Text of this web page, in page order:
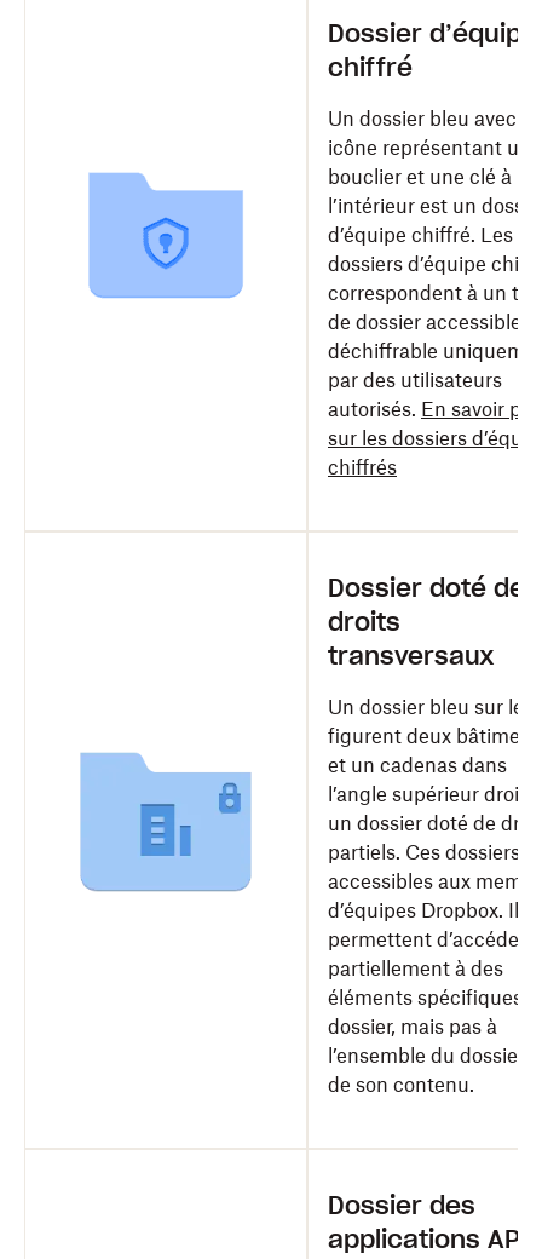
Dossier d’équipe
chiffré
Un dossier bleu avec
icône représentant un
bouclier et une clé à
l’intérieur est un
d’équipe chiffré. Les
dossiers d’équipe
correspondent à un
de dossier accessible
déchiffrable
par des utilisateurs
autorisés. En savoir
sur les dossiers
chiffrés
Dossier doté de
droits
transversaux
Un dossier bleu sur
figurent deux
et un cadenas dans
l’angle supérieur droit
un dossier doté de
partiels. Ces dossiers
accessibles aux
d’équipes Dropbox. Ils
permettent d’accéder
partiellement à des
éléments spécifiques
dossier, mais pas à
l’ensemble du dossier
de son contenu.
Dossier des
applications API